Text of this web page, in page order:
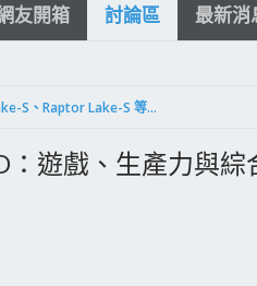
友開箱 討論區 最新消
[LGA 1851/1700]Arrow Lake-S、Raptor Lake-S 等及相關主板
遊戲、生產力與綜